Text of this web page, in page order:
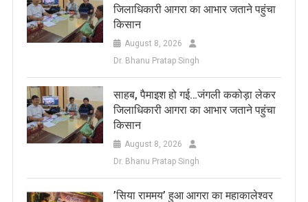
जिलाधिकारी आगरा का आभार जताने पहुंचा
किसान
August 8, 2026
Dr. Bhanu Pratap Singh
साहब, पैमाइश हो गई…जंगली ककोड़ा लेकर
जिलाधिकारी आगरा का आभार जताने पहुंचा
किसान
August 8, 2026
Dr. Bhanu Pratap Singh
​’सिया राममय’ हुआ आगरा का महाकालेश्वर